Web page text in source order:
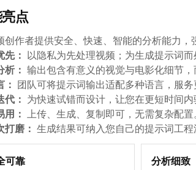
点
创作者提供安全、快速、智能的分析能力，
先： 以隐私为先处理视频；为生成提示词
析： 输出包含有意义的视觉与电影化细节
： 团队可将提示词输出适配多种语言，服务
代： 为快速试错而设计，让您在更短时间内
用： 上传、生成、复制即可，无需复杂配置
打磨： 生成结果可纳入您自己的提示词工程
可靠 分析细致